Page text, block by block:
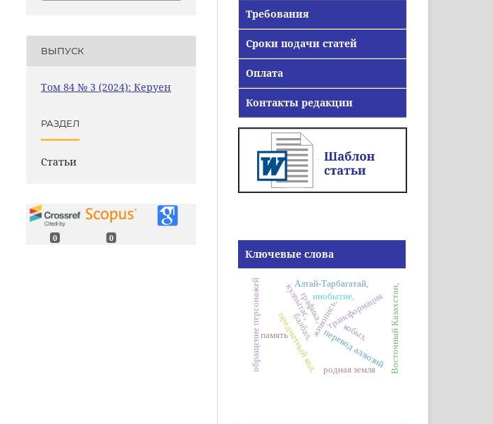
ВЫПУСК
Том 84 № 3 (2024): Керуен
РАЗДЕЛ
Статьи
0 0
Требования
Сроки подачи статей
Оплата
Контакты редакции
Ключевые слова
живопись,
графика,
кобыз,
балбал,
кулпытас,
предметный код,
инобытие,
память перевод аллюзий
трансформация Восточный Казахстан,
Алтай-Тарбагатай,
обращение персонажей родная земля